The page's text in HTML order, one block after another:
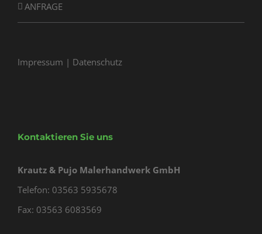
ANFRAGE
Impressum | Datenschutz
Kontaktieren Sie uns
Krautz & Pujo Malerhandwerk GmbH
Telefon: 03563 5935678
Fax: 03563 6083569